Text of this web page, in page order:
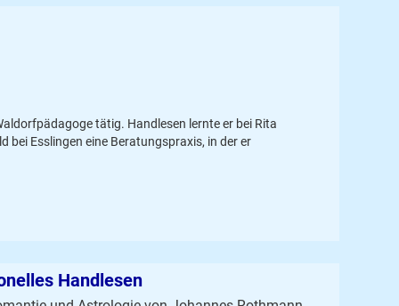
tätig. Handlesen lernte er bei Rita
bei Esslingen eine Beratungspraxis, in der er
Handlesen